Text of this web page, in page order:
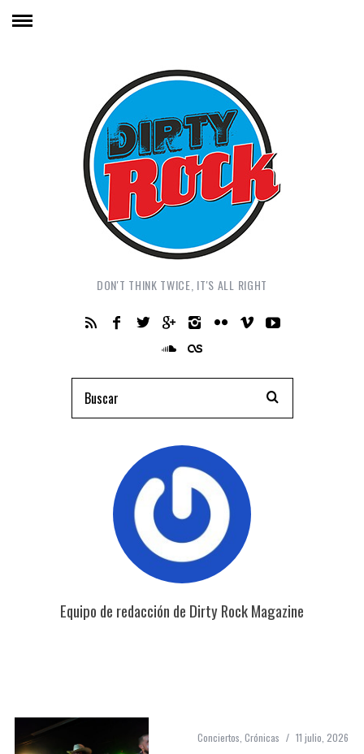
DON'T THINK TWICE, IT'S ALL RIGHT
Equipo de redacción de Dirty Rock Magazine
Conciertos Crónicas 11 julio, 2026